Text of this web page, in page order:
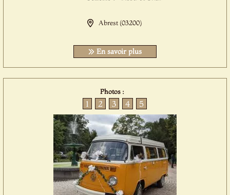
Abrest (03200)
En savoir plus
Photos :
1 2 3 4 5